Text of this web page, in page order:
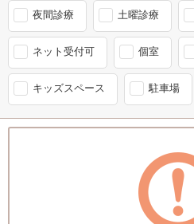
夜間診療 土曜診療
ネット受付可 個室
キッズスペース 駐車場